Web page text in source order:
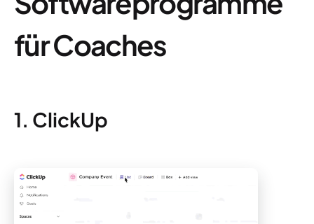
für Coaches
1. ClickUp